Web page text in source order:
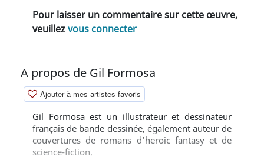
Pour laisser un commentaire sur cette œuvre,
veuillezvous connecter
A propos de Gil Formosa
Ajouter à mes artistes favoris
Gil Formosa est un illustrateur et dessinateur
français de bande dessinée, également auteur de
couvertures de romans d’heroic fantasy et de
science-fiction.